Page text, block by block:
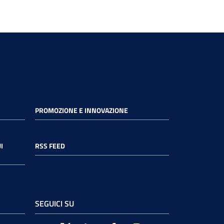
PROMOZIONE E INNOVAZIONE
RSS FEED
SEGUICI SU